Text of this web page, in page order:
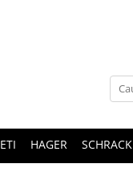
ETI HAGER SCHRACK